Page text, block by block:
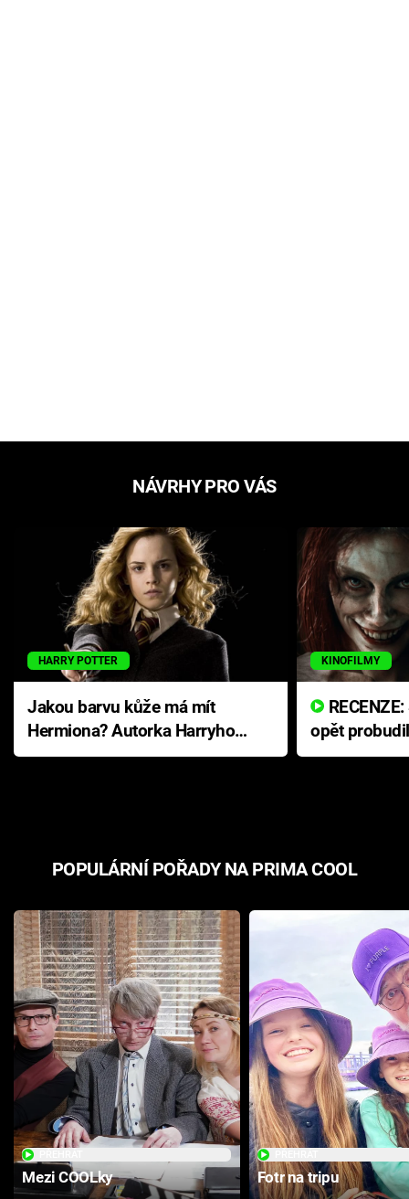
NÁVRHY PRO VÁS
HARRY POTTER
Jakou barvu kůže má mít
Hermiona? Autorka Harryho
Pottera přišla s ráznou
KINOFILMY
opět
přichází s
POPULÁRNÍ POŘADY NA PRIMA COOL
Mezi COOLky Fotr na tripu